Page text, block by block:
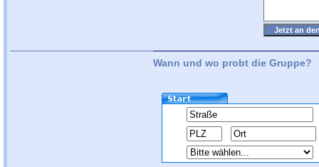
Wann und wo probt die Gruppe?